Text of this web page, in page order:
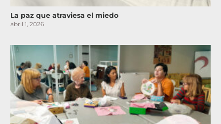
La paz que atraviesa el miedo
abril 1, 2026